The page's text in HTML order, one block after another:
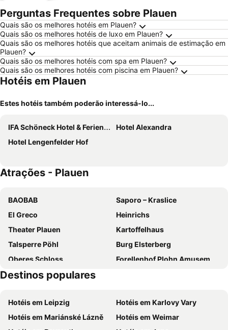
Perguntas Frequentes sobre Plauen
Quais são os melhores hotéis em Plauen?
Quais são os melhores hotéis de luxo em Plauen?
Quais são os melhores hotéis que aceitam animais de estimação em
Plauen?
Quais são os melhores hotéis com spa em Plauen?
Quais são os melhores hotéis com piscina em Plauen?
Hotéis em Plauen
Estes hotéis também poderão interessá-lo...
IFA Schöneck Hotel & Ferienpark
Hotel Alexandra
Hotel Lengenfelder Hof
Atrações - Plauen
BAOBAB
Saporo – Kraslice
El Greco
Heinrichs
Theater Plauen
Kartoffelhaus
Talsperre Pöhl
Burg Elsterberg
Oberes Schloss
Forellenhof Plohn Amusement Park
Skiareál Lišák Stříbrná
Heiterer Blick
Chebský hrad
Strandbad Filzteich
Destinos populares
Hotéis em Leipzig
Hotéis em Karlovy Vary
Hotéis em Mariánské Lázně
Hotéis em Weimar